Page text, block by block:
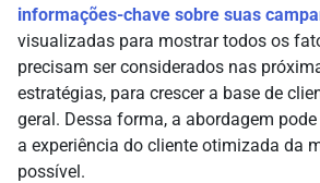
informações-chave sobre suas
visualizadas para mostrar todos os
precisam ser considerados nas
estratégias, para crescer a base de
geral. Dessa forma, a abordagem
a experiência do cliente otimizada da
possível.